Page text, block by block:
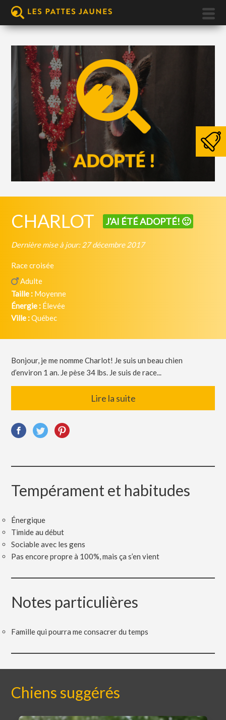
CHARLOT J'AI ÉTÉ ADOPTÉ! 🙂
Dernière mise à jour: 27 décembre 2017
Race croisée
Adulte
Taille : Moyenne
Énergie : Élevée
Ville :Québec
Bonjour, je me nomme Charlot! Je suis un beau chien
d’environ 1 an. Je pèse 34 lbs. Je suis de race...
Lire la suite
Tempérament et habitudes
Énergique
Timide au début
Sociable avec les gens
Pas encore propre à 100%, mais ça s’en vient
Notes particulières
Famille qui pourra me consacrer du temps
Chiens suggérés